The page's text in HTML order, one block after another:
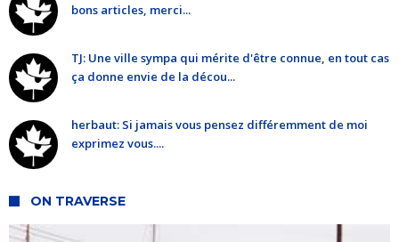
bons articles, merci...
TJ: Une ville sympa qui mérite d'être connue, en tout cas
ça donne envie de la décou...
herbaut: Si jamais vous pensez différemment de moi
exprimez vous....
ON TRAVERSE